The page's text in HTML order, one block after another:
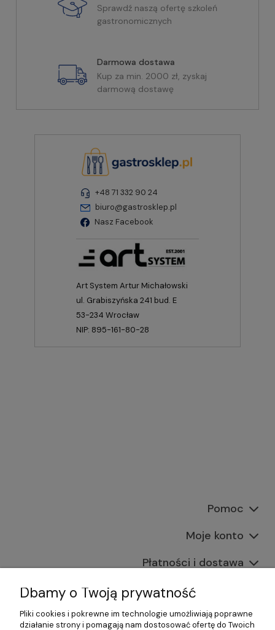
Sprawdź naszą ofertę szkoleń
gastronomicznych
Darmowa dostawa
Kup za min. 2000 zł, zyskaj
darmową dostawę
+48 71 332 90 24
biuro@gastrosklep.pl
Nasz Facebook
Art System Artur Michałowski
ul. Grabiszyńska 241 bud. E
53-234 Wrocław
NIP: 895-161-80-28
Pomoc
Moje konto
Płatności i dostawa
Informacje
O nas
Dbamy o Twoją prywatność
Pliki cookies i pokrewne im technologie umożliwiają poprawne
działanie strony i pomagają nam dostosować ofertę do Twoich